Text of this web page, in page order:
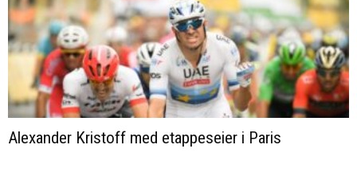
Alexander Kristoff med etappeseier i Paris